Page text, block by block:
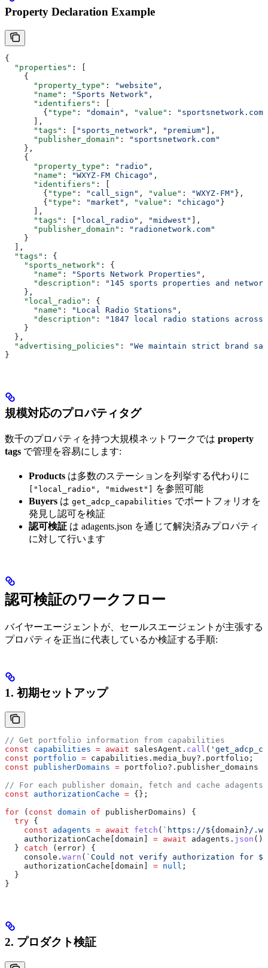
Property Declaration Example
{
  "properties"
: [
    {
      "property_type"
: "website" ,
      "name"
: "Sports Network" ,
      "identifiers"
: [
        {
"type" : "domain" , "value" :
"sportsnetwork.com"
      ],
      "tags"
: [ "sports_network" , "premium"
],
      "publisher_domain"
:
"sportsnetwork.com"
    },
    {
      "property_type"
: "radio" ,
      "name"
: "WXYZ-FM Chicago" ,
      "identifiers"
: [
        {
"type" : "call_sign" , "value" : "WXYZ-FM" },
        {
"type" : "market" , "value" : "chicago" }
      ],
      "tags"
: [ "local_radio" , "midwest"
],
      "publisher_domain"
:
"radionetwork.com"
    }
  ],
  "tags"
: {
    "sports_network"
: {
      "name"
: "Sports Network Properties" ,
      "description"
:
"145 sports properties and
    },
    "local_radio"
: {
      "name"
: "Local Radio Stations" ,
      "description"
:
"1847 local radio stations across
    }
  },
  "advertising_policies"
:
"We maintain strict brand
}
規模対応のプロパティタグ
数千のプロパティを持つ大規模ネットワークでは property
tags で管理を容易にします:
Products は多数のステーションを列挙する代わりに
["local_radio", "midwest"]
を参照可能
Buyers は get_adcp_capabilities でポートフォリオを
発見し認可を検証
認可検証 は adagents.json を通じて解決済みプロパティ
に対して行います
認可検証のワークフロー
バイヤーエージェントが、セールスエージェントが主張する
プロパティを正当に代表しているか検証する手順:
1. 初期セットアップ
// Get portfolio information from capabilities
const capabilities = await salesAgent . call (
const portfolio = capabilities . media_buy?. portfolio ;
const publisherDomains = portfolio?. publisher_domains
// For each publisher domain, fetch and cache
const authorizationCache = {};
for ( const domain of publisherDomains ) {
  try
{
    const
adagents = await fetch ( `https://${ domain }/
    authorizationCache
domain = await adagents . json ();
  }
catch ( error ) {
    console
. warn ( `Could not verify authorization for ${
    authorizationCache
domain = null ;
  }
}
2. プロダクト検証